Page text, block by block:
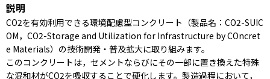
説明
CO2を有効利用できる環境配慮型コンクリート（製品名：CO2-SUIC
OM，CO2-Storage and Utilization for Infrastructure by COncret
e Materials）の技術開発・普及拡大に取り組みます。
このコンクリートは，セメントならびにその一部に置き換えた特殊
な混和材がCO2を吸収することで硬化します。製造過程において，